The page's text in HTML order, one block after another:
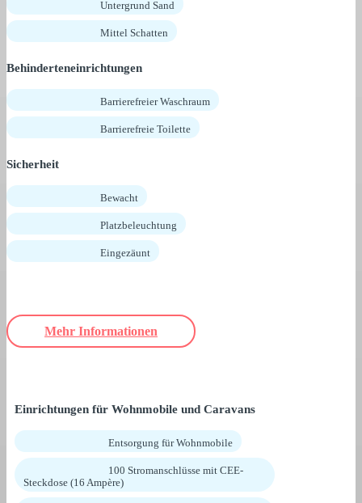
Untergrund Sand
Mittel Schatten
Behinderteneinrichtungen
Barrierefreier Waschraum
Barrierefreie Toilette
Sicherheit
Bewacht
Platzbeleuchtung
Eingezäunt
Mehr Informationen
Einrichtungen für Wohnmobile und Caravans
Entsorgung für Wohnmobile
100 Stromanschlüsse mit CEE-
Steckdose (16 Ampère)